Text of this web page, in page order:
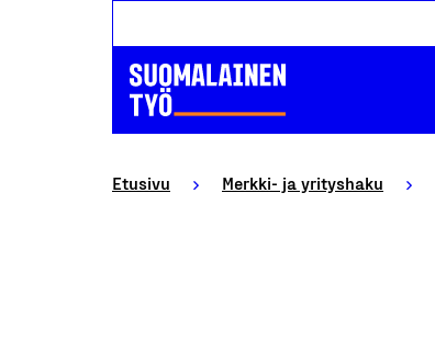
Etusivu Merkki- ja yrityshaku